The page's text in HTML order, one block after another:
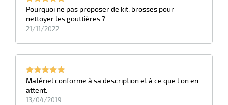
Pourquoi ne pas proposer de kit, brosses pour
nettoyer les gouttières ?
21/11/2022
Matériel conforme à sa description et à ce que l'on en
attent.
13/04/2019